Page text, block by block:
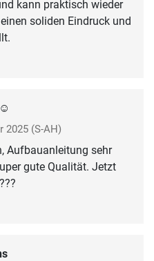
kann praktisch wieder
soliden Eindruck und
2025 (S-AH)
Aufbauanleitung sehr
gute Qualität. Jetzt